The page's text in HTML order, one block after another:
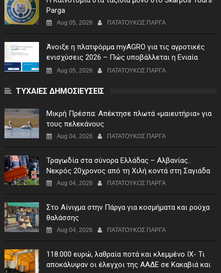
Parga
Aug 05, 2026 ΠΑΤΑΤΟΥΚΟΣ ΠΑΡΓΑ
Άνοιξε η πλατφόρμα myAGRO για τις αγροτικές
ενισχύσεις 2026 – Πώς υποβάλλεται η Ενιαία
Αίτηση Ενίσχυσης
Aug 05, 2026 ΠΑΤΑΤΟΥΚΟΣ ΠΑΡΓΑ
ΤΥΧΑΙΕΣ ΔΗΜΟΣΙΕΥΣΕΙΣ
Μικρή Πρέσπα: Απέκτησε πλωτά «μαιευτήρια» για
τους πελεκάνους
Aug 04, 2026 ΠΑΤΑΤΟΥΚΟΣ ΠΑΡΓΑ
Τραγωδία στα σύνορα Ελλάδας – Αλβανίας..
Νεκρός 20χρονος από τη Χιλή κοντά στη Σαγιάδα
Aug 04, 2026 ΠΑΤΑΤΟΥΚΟΣ ΠΑΡΓΑ
Στο Αίνιγμα στην Πάργα για κοσμήματα και ρούχα
θαλάσσης
Aug 04, 2026 ΠΑΤΑΤΟΥΚΟΣ ΠΑΡΓΑ
118.000 ευρώ, λαθραία ποτά και κλεμμένο ΙΧ- Τι
αποκάλυψαν οι έλεγχοι της ΑΑΔΕ σε Κακαβιά και